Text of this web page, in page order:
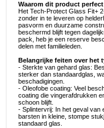
Waarom dit product
Het Tech-Protect Glass Fit+
zonder in te leveren op
pasvorm en duurzame
beschermd blijft tegen
pack, heb je een reserve
delen met familieleden.
Belangrijke feiten over het
- Sterkte van gehard glas:
sterker dan standaardglas,
beschadigingen.
- Oleofobe coating: Veel
coating die vingerafdrukken
schoon blijft.
- Splintervrij: In het geval van
barsten in kleine, stompe
standaard glas.